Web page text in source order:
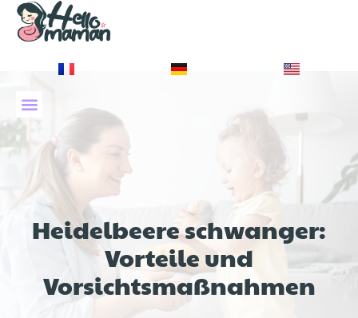
Heidelbeere schwanger:
Vorteile und
Vorsichtsmaßnahmen